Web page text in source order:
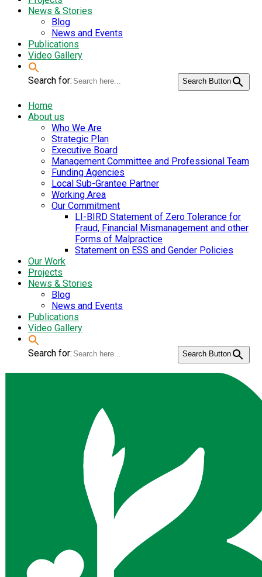
News & Stories
Blog
News and Events
Publications
Video Gallery
Search for: Search Button
Home
About us
Who We Are
Strategic Plan
Executive Board
Management Committee and Professional Team
Funding Agencies
Local Sub-Grantee Partner
Working Area
Our Commitment
LI-BIRD Statement of Zero Tolerance for
Fraud, Financial Mismanagement and other
Forms of Malpractice
Statement on ESS and Gender Policies
Our Work
Projects
News & Stories
Blog
News and Events
Publications
Video Gallery
Search for: Search Button